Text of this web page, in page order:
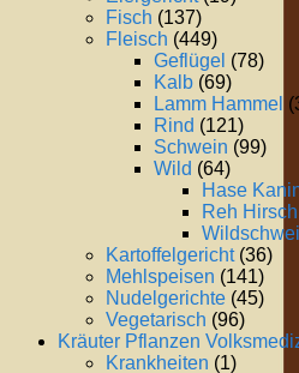
Fisch (137)
Fleisch (449)
Geflügel (78)
Kalb (69)
Lamm Hammel
Rind (121)
Schwein (99)
Wild (64)
Hase
Reh Hirsch
Kartoffelgericht(36)
Mehlspeisen (141)
Nudelgerichte (45)
Vegetarisch (96)
Kräuter Pflanzen
Krankheiten (1)